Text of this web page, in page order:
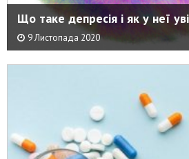
Що таке депресія і як у неї
9 Листопада 2020